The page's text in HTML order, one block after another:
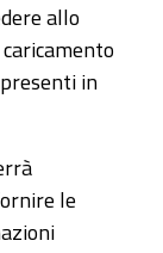
allo
in
le